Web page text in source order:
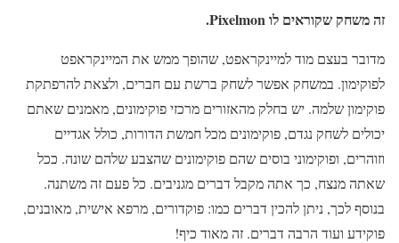
זה משחק שקוראים לו Pixelmon.
מדובר בעצם מוד למיינקראפט, שהופך ממש את המיינקראפט
לפוקימון. במשחק אפשר לשחק ברשת עם חברים, ולצאת להרפתקת
פוקימון שלמה. יש בחלק מהאזורים מרכזי פוקימונים, מאמנים שאתם
יכולים לשחק נגדם, פוקימונים מכל חמשת הדורות, כולל אגדיים
וזוהרים, ופוקימוני בוסים שהם פוקימונים שהצבע שלהם שונה. ככל
שאתה מנצח, כך אתה מקבל דברים מגניבים. כל פעם זה משתנה.
בנוסף לכך, ניתן להכין דברים כמו: פוקדורים, מרפא אישית, מאובנים,
פוקידע ועוד הרבה דברים. זה מאוד כיף!